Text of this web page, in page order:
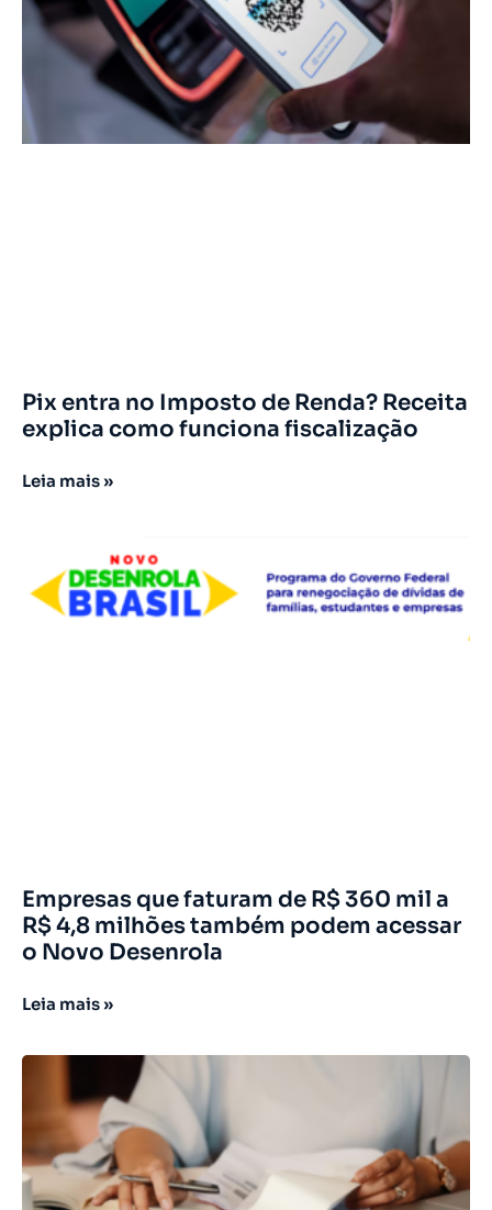
Pix entra no Imposto de Renda? Receita
explica como funciona fiscalização
Leia mais »
Empresas que faturam de R$ 360 mil a
R$ 4,8 milhões também podem acessar
o Novo Desenrola
Leia mais »